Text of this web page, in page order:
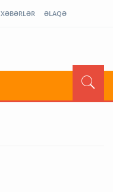
XƏBƏRLƏR ƏLAQƏ